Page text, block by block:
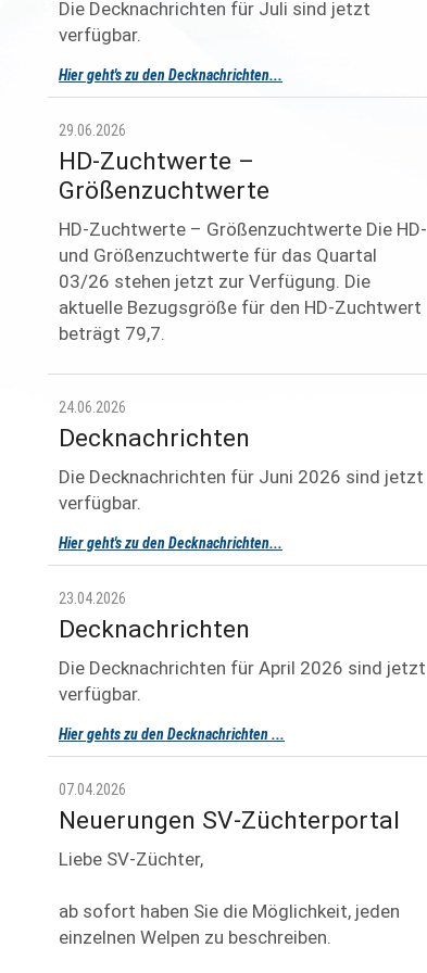
Die Decknachrichten für Juli sind jetzt
verfügbar.
Hier geht's zu den Decknachrichten...
29.06.2026
HD-Zuchtwerte –
Größenzuchtwerte
HD-Zuchtwerte – Größenzuchtwerte Die HD-
und Größenzuchtwerte für das Quartal
03/26 stehen jetzt zur Verfügung. Die
aktuelle Bezugsgröße für den HD-Zuchtwert
beträgt 79,7.
24.06.2026
Decknachrichten
Die Decknachrichten für Juni 2026 sind jetzt
verfügbar.
Hier geht's zu den Decknachrichten...
23.04.2026
Decknachrichten
Die Decknachrichten für April 2026 sind jetzt
verfügbar.
Hier gehts zu den Decknachrichten ...
07.04.2026
Neuerungen SV-Züchterportal
Liebe SV-Züchter,
ab sofort haben Sie die Möglichkeit, jeden
einzelnen Welpen zu beschreiben.